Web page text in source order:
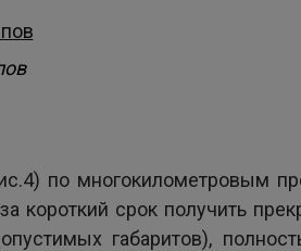
по многокилометровым
срок получить
габаритов),